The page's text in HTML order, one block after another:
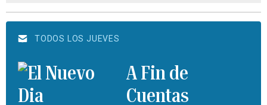
TODOS LOS JUEVES
A Fin de
Cuentas